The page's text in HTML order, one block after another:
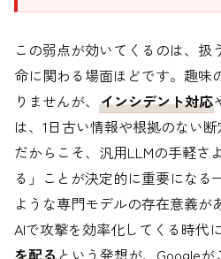
この弱点が効いてくるのは、扱
命に関わる場面ほどです。趣味
りませんが、 インシデント対応
は、1日古い情報や根拠のない
だからこそ、汎用LLMの手軽さ
る」ことが決定的に重要にな
ような専門モデルの存在意義が
AIで攻撃を効率化してくる時代に